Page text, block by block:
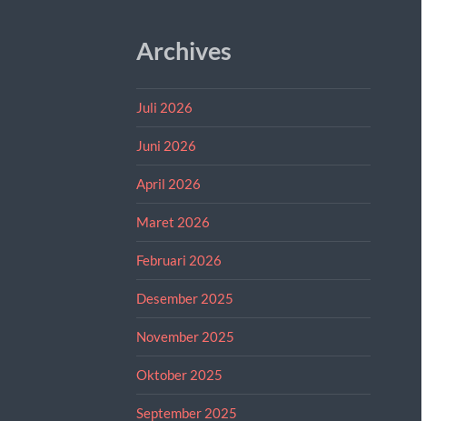
Archives
Juli 2026
Juni 2026
April 2026
Maret 2026
Februari 2026
Desember 2025
November 2025
Oktober 2025
September 2025